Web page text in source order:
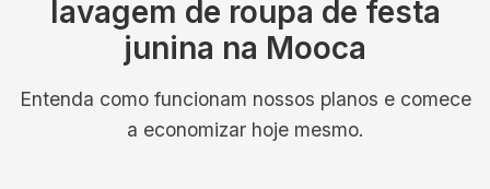
lavagem de roupa de festa
junina na Mooca
Entenda como funcionam nossos planos e comece
a economizar hoje mesmo.